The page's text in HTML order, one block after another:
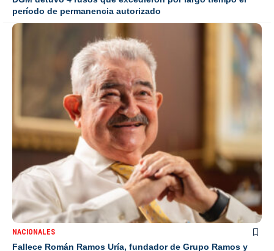
período de permanencia autorizado
NACIONALES
Fallece Román Ramos Uría, fundador de Grupo Ramos y